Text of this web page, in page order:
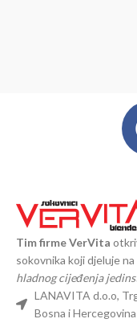
Tim firme VerVita
sokovnika koji djeluje
hladnog cijeđenja
LANAVITA d.o.o,
Bosna i Hercegovina